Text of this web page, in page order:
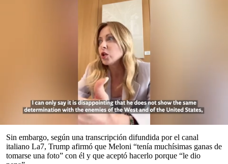
seconds
seconds
Meloni rechaza la versión de Trump y asegura que nunca le rogó
El viceprimer ministro y canciller deItalia, Antonio Tajani, canceló
Estados Unidosdespués de queDonald Trump
calificóde “graves y ofensivos” sobre la primera
ministra Giorgia Meloni.
Ambos líderes coincidieron esta semana en lacumbre del G7
celebrada en los Alpes franceses, donde públicamente mantuvieron
Sin embargo, según una transcripción difundida por el canal
italiano La7, Trump afirmó que Meloni “tenía muchísimas ganas de
tomarse una foto” con él y que aceptó hacerlo porque “le dio